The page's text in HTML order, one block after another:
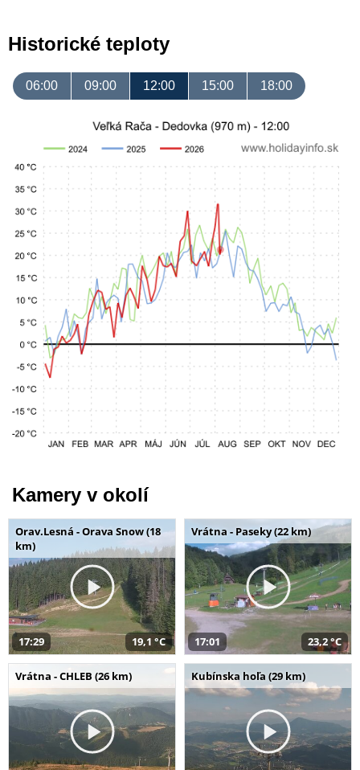
Historické teploty
06:00 09:00 12:00 15:00 18:00
Kamery v okolí
Orav.Lesná - Orava Snow (18
km)
17:29 19,1 °C
Vrátna - Paseky (22 km)
17:01 23,2 °C
Vrátna - CHLEB (26 km) Kubínska hoľa (29 km)